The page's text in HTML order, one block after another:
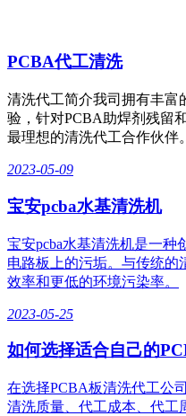
PCBA代工清洗
清洗代工简介我司拥有丰富
验，针对PCBA助焊剂残留
最理想的清洗代工合作伙伴。
2023-05-09
宝安pcba水基清洗机
宝安pcba水基清洗机是一种
电路板上的污垢。与传统的
效率和更低的环境污染率。
2023-05-25
如何选择适合自己的
在选择PCBA板清洗代工公
清洗质量、代工成本、代工